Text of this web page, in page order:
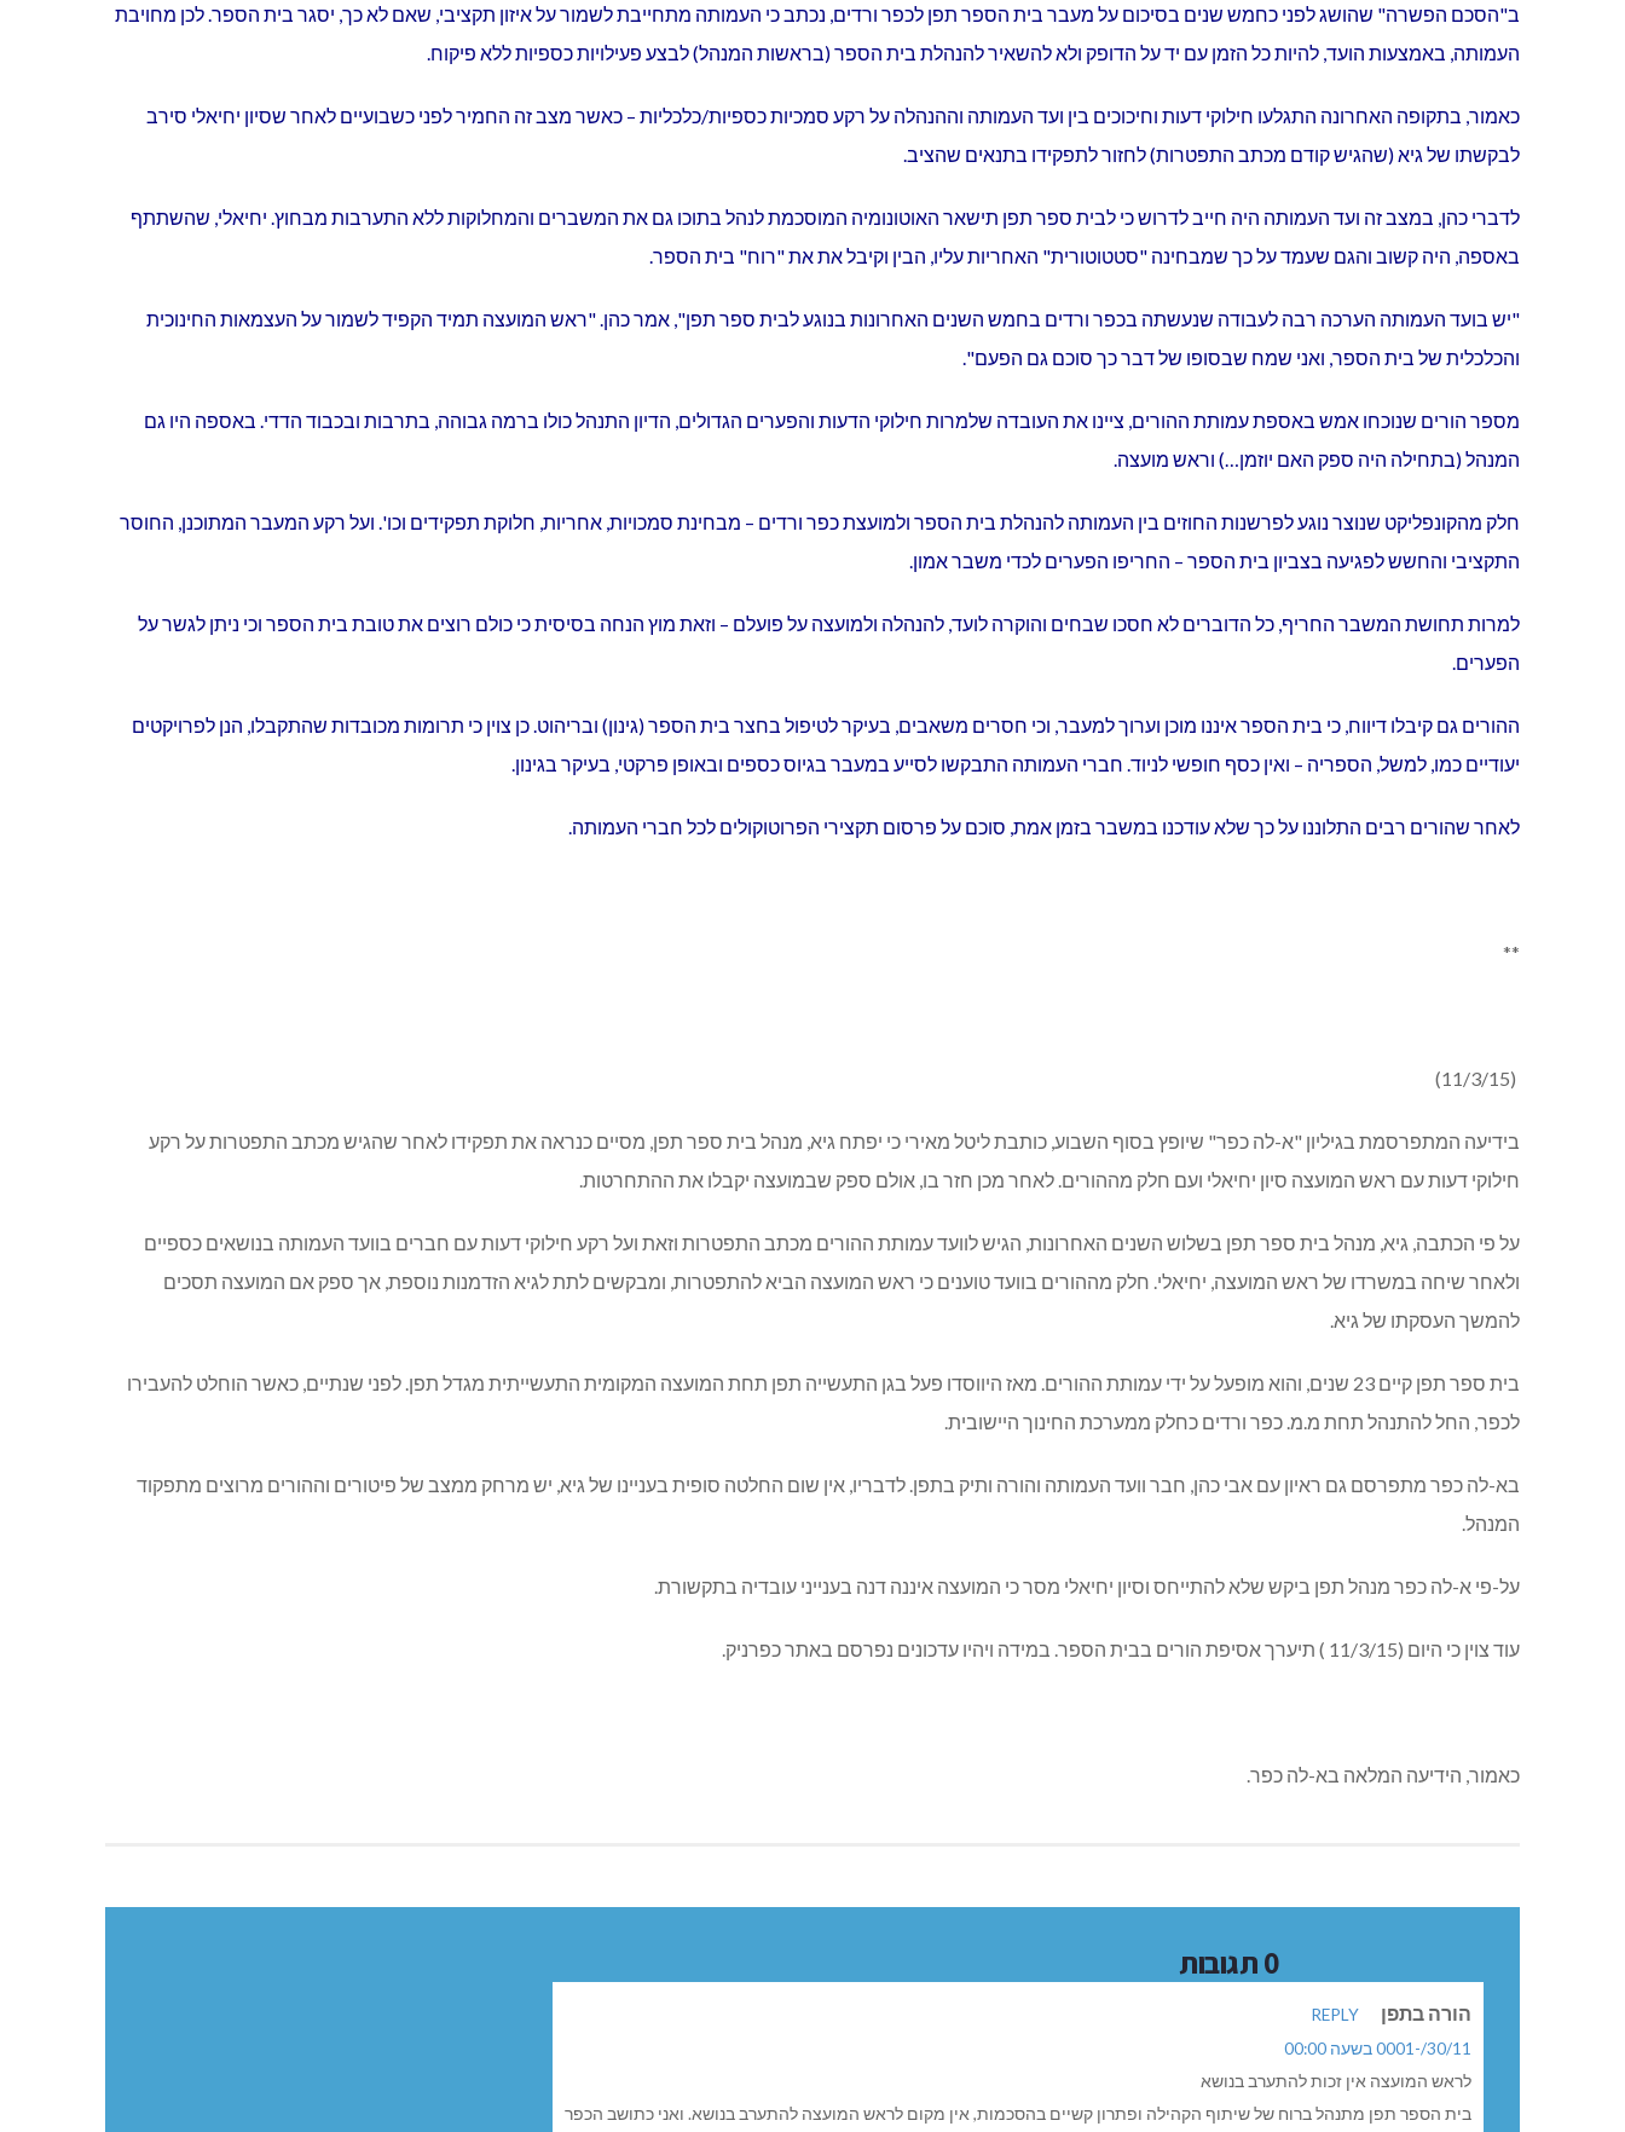
ב"הסכם הפשרה" שהושג לפני כחמש שנים בסיכום על מעבר בית הספר תפן לכפר ורדים, נכתב כי העמותה מתחייבת לשמור על איזון תקציבי, שאם לא כך, יסגר בית הספר. לכן מחויבת
העמותה, באמצעות הועד, להיות כל הזמן עם יד על הדופק ולא להשאיר להנהלת בית הספר (בראשות המנהל) לבצע פעילויות כספיות ללא פיקוח.
כאמור, בתקופה האחרונה התגלעו חילוקי דעות וחיכוכים בין ועד העמותה וההנהלה על רקע סמכיות כספיות/כלכליות – כאשר מצב זה החמיר לפני כשבועיים לאחר שסיון יחיאלי סירב
לבקשתו של גיא (שהגיש קודם מכתב התפטרות) לחזור לתפקידו בתנאים שהציב.
לדברי כהן, במצב זה ועד העמותה היה חייב לדרוש כי לבית ספר תפן תישאר האוטונומיה המוסכמת לנהל בתוכו גם את המשברים והמחלוקות ללא התערבות מבחוץ. יחיאלי, שהשתתף
באספה, היה קשוב והגם שעמד על כך שמבחינה "סטטוטורית" האחריות עליו, הבין וקיבל את את "רוח" בית הספר.
"יש בועד העמותה הערכה רבה לעבודה שנעשתה בכפר ורדים בחמש השנים האחרונות בנוגע לבית ספר תפן", אמר כהן. "ראש המועצה תמיד הקפיד לשמור על העצמאות החינוכית
והכלכלית של בית הספר, ואני שמח שבסופו של דבר כך סוכם גם הפעם".
מספר הורים שנוכחו אמש באספת עמותת ההורים, ציינו את העובדה שלמרות חילוקי הדעות והפערים הגדולים, הדיון התנהל כולו ברמה גבוהה, בתרבות ובכבוד הדדי. באספה היו גם
המנהל (בתחילה היה ספק האם יוזמן…) וראש מועצה.
חלק מהקונפליקט שנוצר נוגע לפרשנות החוזים בין העמותה להנהלת בית הספר ולמועצת כפר ורדים – מבחינת סמכויות, אחריות, חלוקת תפקידים וכו'. ועל רקע המעבר המתוכנן, החוסר
התקציבי והחשש לפגיעה בצביון בית הספר – החריפו הפערים לכדי משבר אמון.
למרות תחושת המשבר החריף, כל הדוברים לא חסכו שבחים והוקרה לועד, להנהלה ולמועצה על פועלם – וזאת מוץ הנחה בסיסית כי כולם רוצים את טובת בית הספר וכי ניתן לגשר על
הפערים.
ההורים גם קיבלו דיווח, כי בית הספר איננו מוכן וערוך למעבר, וכי חסרים משאבים, בעיקר לטיפול בחצר בית הספר (גינון) ובריהוט. כן צוין כי תרומות מכובדות שהתקבלו, הנן לפרויקטים
יעודיים כמו, למשל, הספריה – ואין כסף חופשי לניוד. חברי העמותה התבקשו לסייע במעבר בגיוס כספים ובאופן פרקטי, בעיקר בגינון.
לאחר שהורים רבים התלוננו על כך שלא עודכנו במשבר בזמן אמת, סוכם על פרסום תקצירי הפרוטוקולים לכל חברי העמותה.
**
(11/3/15)
בידיעה המתפרסמת בגיליון "א-לה כפר" שיופץ בסוף השבוע, כותבת ליטל מאירי כי יפתח גיא, מנהל בית ספר תפן, מסיים כנראה את תפקידו לאחר שהגיש מכתב התפטרות על רקע
חילוקי דעות עם ראש המועצה סיון יחיאלי ועם חלק מההורים. לאחר מכן חזר בו, אולם ספק שבמועצה יקבלו את ההתחרטות.
על פי הכתבה, גיא, מנהל בית ספר תפן בשלוש השנים האחרונות, הגיש לוועד עמותת ההורים מכתב התפטרות וזאת ועל רקע חילוקי דעות עם חברים בוועד העמותה בנושאים כספיים
ולאחר שיחה במשרדו של ראש המועצה, יחיאלי. חלק מההורים בוועד טוענים כי ראש המועצה הביא להתפטרות, ומבקשים לתת לגיא הזדמנות נוספת, אך ספק אם המועצה תסכים
להמשך העסקתו של גיא.
בית ספר תפן קיים 23 שנים, והוא מופעל על ידי עמותת ההורים. מאז היווסדו פעל בגן התעשייה תפן תחת המועצה המקומית התעשייתית מגדל תפן. לפני שנתיים, כאשר הוחלט להעבירו
לכפר, החל להתנהל תחת מ.מ. כפר ורדים כחלק ממערכת החינוך היישובית.
בא-לה כפר מתפרסם גם ראיון עם אבי כהן, חבר וועד העמותה והורה ותיק בתפן. לדבריו, אין שום החלטה סופית בעניינו של גיא, יש מרחק ממצב של פיטורים וההורים מרוצים מתפקוד
המנהל.
על-פי א-לה כפר מנהל תפן ביקש שלא להתייחס וסיון יחיאלי מסר כי המועצה איננה דנה בענייני עובדיה בתקשורת.
עוד צוין כי היום (11/3/15 ) תיערך אסיפת הורים בבית הספר. במידה ויהיו עדכונים נפרסם באתר כפרניק.
כאמור, הידיעה המלאה בא-לה כפר.
0 תגובות
הורה בתפן
REPLY
30/11/-0001 בשעה 00:00
לראש המועצה אין זכות להתערב בנושא
בית הספר תפן מתנהל ברוח של שיתוף הקהילה ופתרון קשיים בהסכמות, אין מקום לראש המועצה להתערב בנושא. ואני כתושב הכפר